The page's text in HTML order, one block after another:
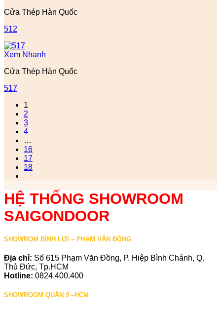
Cửa Thép Hàn Quốc
512
Xem Nhanh
Cửa Thép Hàn Quốc
517
1
2
3
4
…
16
17
18
HỆ THỐNG SHOWROOM
SAIGONDOOR
SHOWROM BÌNH LỢI – PHẠM VĂN ĐỒNG
Địa chỉ: Số 615 Phạm Văn Đồng, P. Hiệp Bình Chánh, Q.
Thủ Đức, Tp.HCM
Hotline: 0824.400.400
SHOWROOM QUẬN 9 –HCM